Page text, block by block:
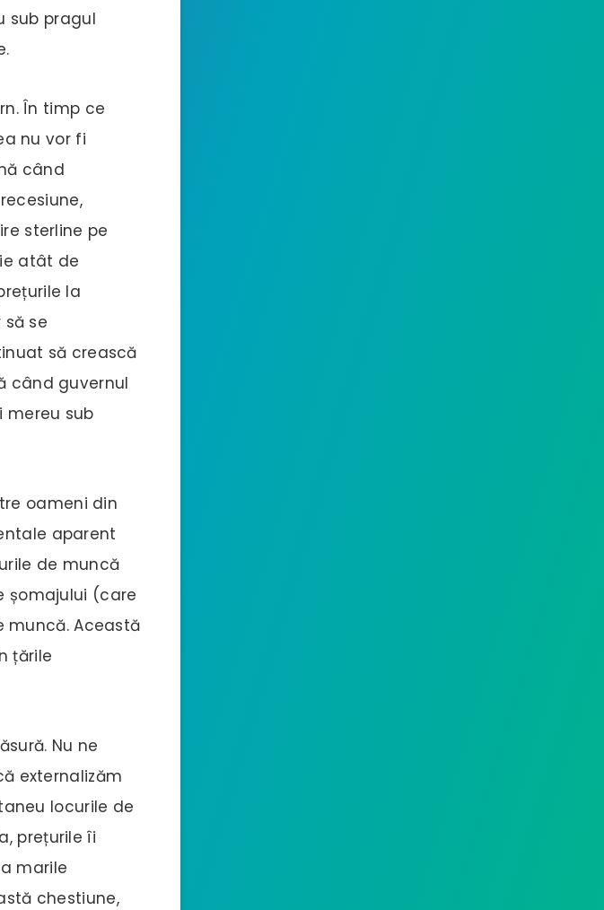
sub pragul
În timp ce
nu vor fi
când
sterline pe
atât de
la
se
să crească
când guvernul
mereu sub
oameni din
aparent
de muncă
șomajului (care
muncă. Această
țările
Nu ne
externalizăm
locurile de
prețurile îi
marile
chestiune,